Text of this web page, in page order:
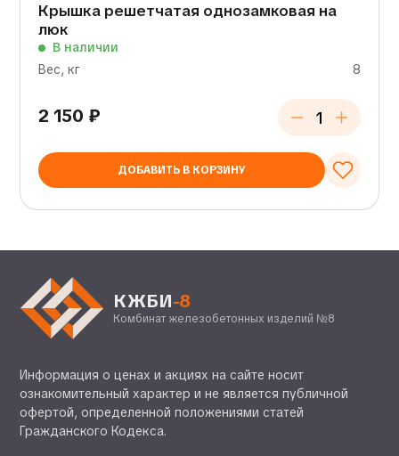
Крышка решетчатая однозамковая на
люк
В наличии
Вес, кг
8
2 150 ₽
ДОБАВИТЬ В КОРЗИНУ
КЖБИ-8
Комбинат железобетонных изделий №8
Информация о ценах и акциях на сайте носит
ознакомительный характер и не является публичной
офертой, определенной положениями статей
Гражданского Кодекса.